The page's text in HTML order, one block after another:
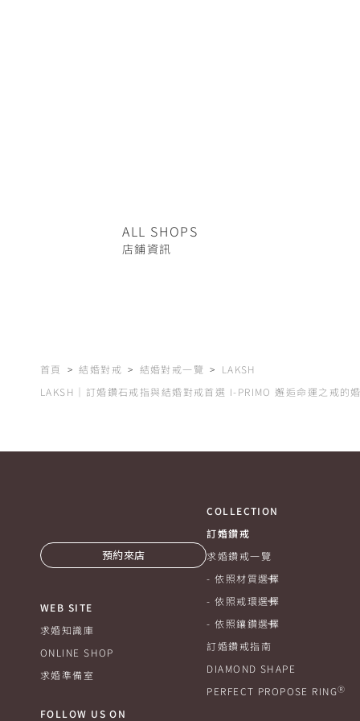
ALL SHOPS
店鋪資訊
首頁 結婚對戒 結婚對戒一覽
LAKSH
LAKSH｜訂婚鑽石戒指與結婚對戒首選 I-PRIMO 邂逅命運之戒的
預約來店
WEB SITE
求婚知識庫
ONLINE SHOP
求婚準備室
FOLLOW US ON
COLLECTION
訂婚鑽戒
求婚鑽戒一覽
依照材質選擇
依照戒環選擇
依照鑲鑽選擇
訂婚鑽戒指南
DIAMOND SHAPE
PERFECT PROPOSE RINGⓇ